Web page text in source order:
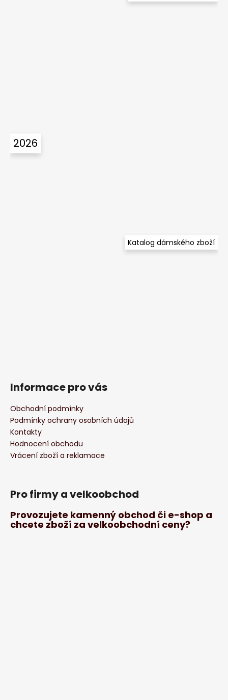
2026
Katalog dámského zboží
Informace pro vás
Obchodní podmínky
Podmínky ochrany osobních údajů
Kontakty
Hodnocení obchodu
Vrácení zboží a reklamace
Pro firmy a velkoobchod
Provozujete kamenný obchod či e-shop a
chcete zboží za velkoobchodní ceny?